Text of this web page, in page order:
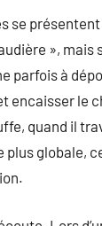
se
», mais
parfois à
encaisser le
quand il
plus globale,